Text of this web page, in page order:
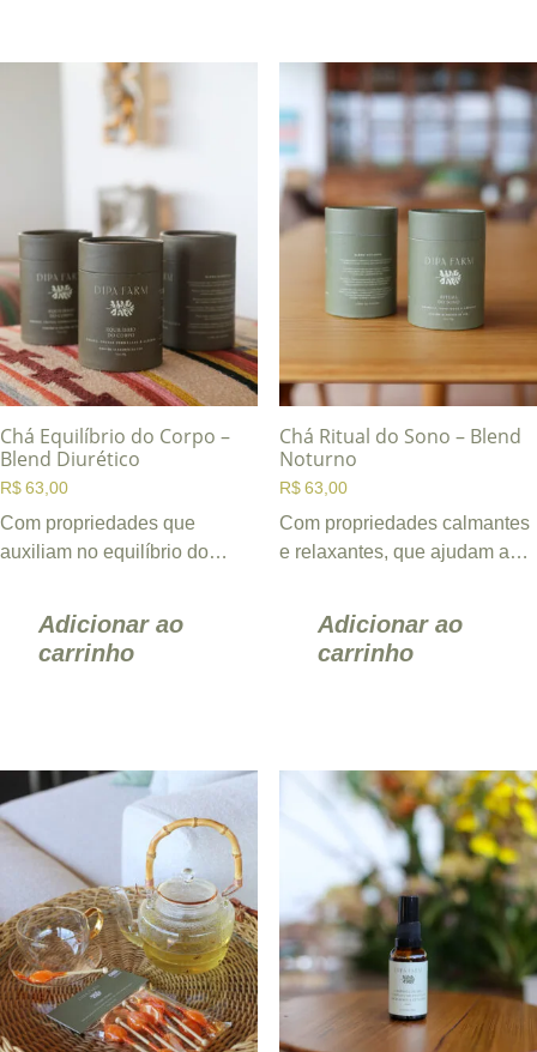
Chá Equilíbrio do Corpo –
Blend Diurético
R$ 63,00
Com propriedades que
auxiliam no equilíbrio do
sensação ...
Adicionar ao
carrinho
Chá Ritual do Sono – Blend
Noturno
R$ 63,00
Com propriedades calmantes
e relaxantes, que ajudam a
Adicionar ao
carrinho